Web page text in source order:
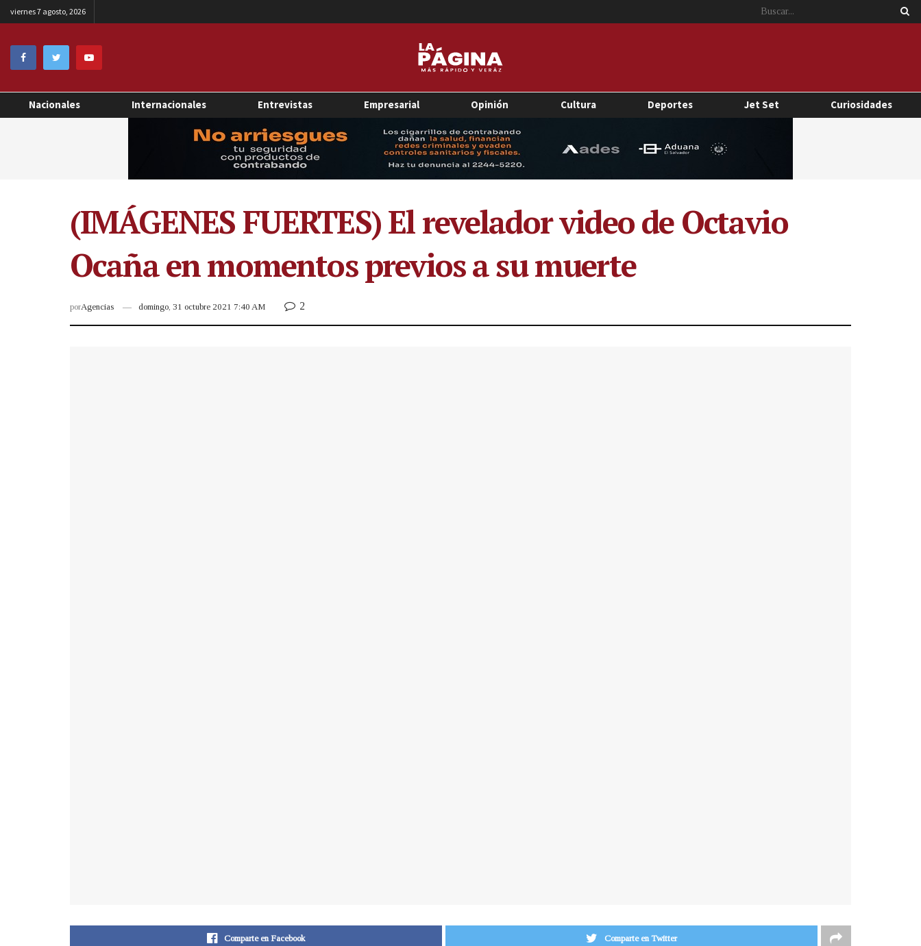
viernes 7 agosto, 2026
Nacionales Internacionales Entrevistas Empresarial Opinión Cultura Deportes Jet Set Curiosidades
(IMÁGENES FUERTES) El revelador video de Octavio
Ocaña en momentos previos a su muerte
porAgencias domingo, 31 octubre 2021 7:40 AM 2
Comparte en Facebook Comparte en Twitter